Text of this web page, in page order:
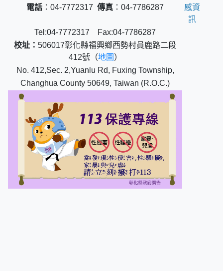
電話 ：04-7772317 傳真 ：04-7786287
感資
訊
Tel:04-7772317 Fax:04-7786287
校址： 506017彰化縣福興鄉西勢村員鹿路二段
412號（地圖 ）
No. 412,Sec. 2,Yuanlu Rd, Fuxing Township,
Changhua County 50649, Taiwan (R.O.C.)